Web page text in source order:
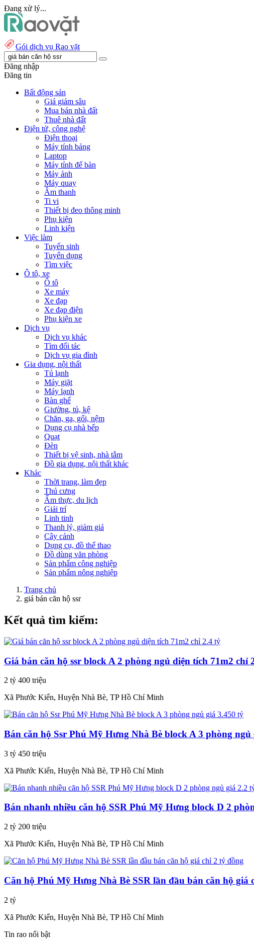
Đang xử lý...
Gói dịch vụ Rao vặt
Đăng nhập
Đăng tin
Bất động sản
Giá giảm sâu
Mua bán nhà đất
Thuê nhà đất
Điện tử, công nghệ
Điện thoại
Máy tính bảng
Laptop
Máy tính để bàn
Máy ảnh
Máy quay
Âm thanh
Ti vi
Thiết bị đeo thông minh
Phụ kiện
Linh kiện
Việc làm
Tuyển sinh
Tuyển dụng
Tìm việc
Ô tô, xe
Ô tô
Xe máy
Xe đạp
Xe đạp điện
Phụ kiện xe
Dịch vụ
Dịch vụ khác
Tìm đối tác
Dịch vụ gia đình
Gia dụng, nội thất
Tủ lạnh
Máy giặt
Máy lạnh
Bàn ghế
Giường, tủ, kệ
Chăn, ga, gối, nệm
Dụng cụ nhà bếp
Quạt
Đèn
Thiết bị vệ sinh, nhà tắm
Đồ gia dụng, nội thất khác
Khác
Thời trang, làm đẹp
Thú cưng
Ẩm thực, du lịch
Giải trí
Linh tinh
Thanh lý, giảm giá
Cây cảnh
Dụng cụ, đồ thể thao
Đồ dùng văn phòng
Sản phẩm công nghiệp
Sản phẩm nông nghiệp
Trang chủ
giá bán căn hộ ssr
Kết quả tìm kiếm:
Giá bán căn hộ ssr block A 2 phòng ngủ diện tích 71m2 chỉ
2 tỷ 400 triệu
Xã Phước Kiển, Huyện Nhà Bè, TP Hồ Chí Minh
Bán căn hộ Ssr Phú Mỹ Hưng Nhà Bè block A 3 phòng ngủ
3 tỷ 450 triệu
Xã Phước Kiển, Huyện Nhà Bè, TP Hồ Chí Minh
Bán nhanh nhiều căn hộ SSR Phú Mỹ Hưng block D 2
2 tỷ 200 triệu
Xã Phước Kiển, Huyện Nhà Bè, TP Hồ Chí Minh
Căn hộ Phú Mỹ Hưng Nhà Bè SSR lần đầu bán căn hộ giá
2 tỷ
Xã Phước Kiển, Huyện Nhà Bè, TP Hồ Chí Minh
Tin rao nổi bật